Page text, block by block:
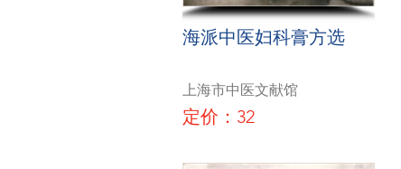
海派中医妇科膏方选
上海市中医文献馆
定价：32